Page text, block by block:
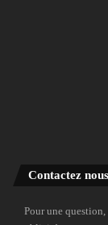
Contactez nous
Pour une